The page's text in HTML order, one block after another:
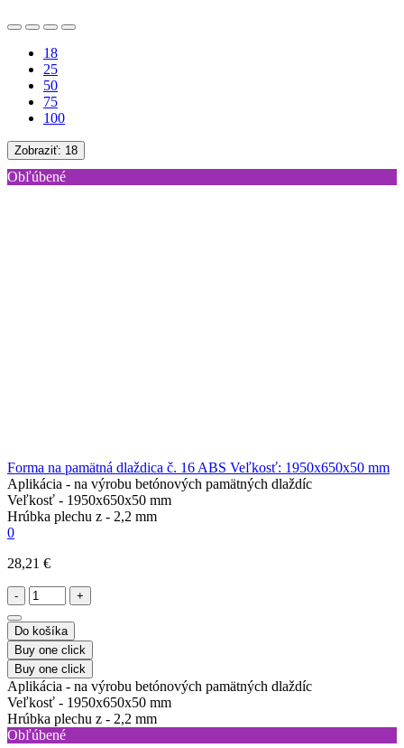
18
25
50
75
100
Zobraziť: 18
Obľúbené
Forma na pamätná dlaždica č. 16 ABS Veľkosť: 1950х650х50 mm
Aplikácia - na výrobu betónových pamätných dlaždíc
Veľkosť - 1950x650x50 mm
Hrúbka plechu z - 2,2 mm
0
28,21 €
- +
Do košíka
Buy one click
Buy one click
Aplikácia - na výrobu betónových pamätných dlaždíc
Veľkosť - 1950x650x50 mm
Hrúbka plechu z - 2,2 mm
Obľúbené